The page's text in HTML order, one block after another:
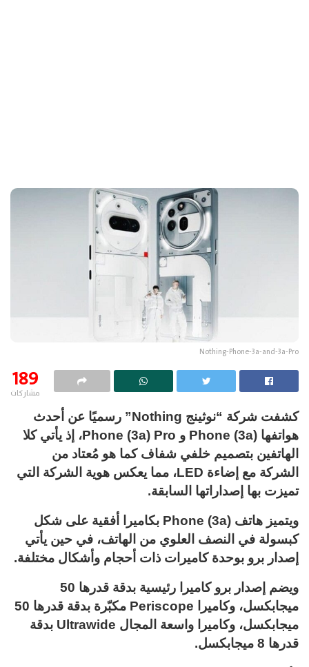
Nothing-Phone-3a-and-3a-Pro
189
مشاركات
كشفت شركة “نوثينج Nothing” رسميًا عن أحدث
هواتفها Phone (3a) و Phone (3a) Pro، إذ يأتي كلا
الهاتفين بتصميم خلفي شفاف كما هو مُعتاد من
الشركة مع إضاءة LED، مما يعكس هوية الشركة التي
تميزت بها إصداراتها السابقة.
ويتميز هاتف Phone (3a) بكاميرا أفقية على شكل
كبسولة في النصف العلوي من الهاتف، في حين يأتي
إصدار برو بوحدة كاميرات ذات أحجام وأشكال مختلفة.
ويضم إصدار برو كاميرا رئيسية بدقة قدرها 50
ميجابكسل، وكاميرا Periscope مكبّرة بدقة قدرها 50
ميجابكسل، وكاميرا واسعة المجال Ultrawide بدقة
قدرها 8 ميجابكسل.